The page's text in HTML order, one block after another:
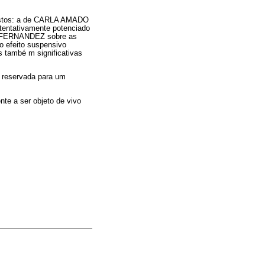
a de CARLA AMADO
potenciado
sobre as
efeito suspensivo
també m significativas
para um
a ser objeto de vivo